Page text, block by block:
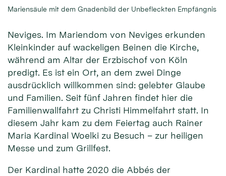
Mariensäule mit dem Gnadenbild der Unbefleckten Empfängnis
Neviges. Im Mariendom von Neviges erkunden
Kleinkinder auf wackeligen Beinen die Kirche,
während am Altar der Erzbischof von Köln
predigt. Es ist ein Ort, an dem zwei Dinge
ausdrücklich willkommen sind: gelebter Glaube
und Familien. Seit fünf Jahren findet hier die
Familienwallfahrt zu Christi Himmelfahrt statt. In
diesem Jahr kam zu dem Feiertag auch Rainer
Maria Kardinal Woelki zu Besuch – zur heiligen
Messe und zum Grillfest.
Der Kardinal hatte 2020 die Abbés der